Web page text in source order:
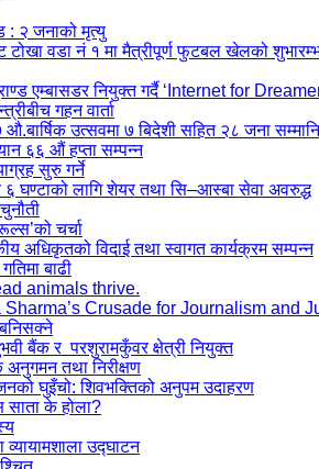
: २ जनाको मृत्यु
टोखा वडा नं १ मा मैत्रीपूर्ण फुटबल खेलको
एम्बासडर नियुक्त गर्दै ‘Internet for
गहन वार्ता
उत्सवमा ७ बिदेशी सहित २८ जना
६६ औं हप्ता सम्पन्न
सुरु गर्ने
घण्टाको लागि शेयर तथा सि–आस्बा सेवा अवरुद्ध
चर्चा
अधिकृतको विदाई तथा स्वागत कार्यक्रम सम्पन्न
बाढी
animals thrive.
Crusade for Journalism and
बैंक र परशुरामकुँवर क्षेत्री नियुक्त
अनुगमन तथा निरीक्षण
घुइँचो: शिवभक्तिको अनुपम उदाहरण
साता के होला?
उद्घाटन